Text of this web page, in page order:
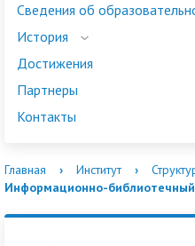
Сведения об
История
Достижения
Партнеры
Контакты
Главная › Институт ›
Информационно-